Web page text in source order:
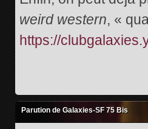
weird western, «
https://
Parution de Galaxies-SF 75 Bis